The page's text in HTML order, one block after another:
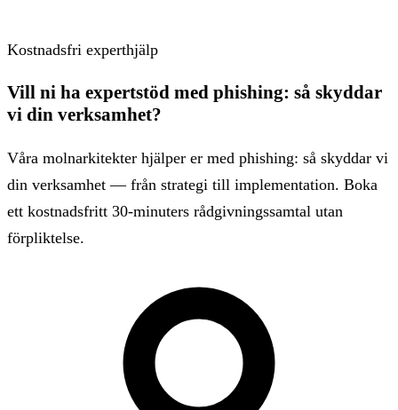
Kostnadsfri experthjälp
Vill ni ha expertstöd med phishing: så skyddar
vi din verksamhet?
Våra molnarkitekter hjälper er med phishing: så skyddar vi
din verksamhet — från strategi till implementation. Boka
ett kostnadsfritt 30-minuters rådgivningssamtal utan
förpliktelse.